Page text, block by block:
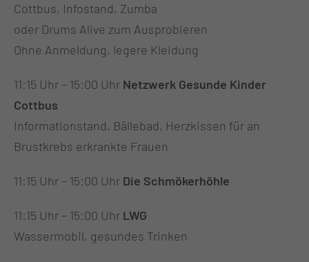
Cottbus, Infostand, Zumba
oder Drums Alive zum Ausprobieren
Ohne Anmeldung, legere Kleidung
11:15 Uhr – 15:00 Uhr Netzwerk Gesunde Kinder
Cottbus
Informationstand, Bällebad, Herzkissen für an
Brustkrebs erkrankte Frauen
11:15 Uhr – 15:00 Uhr Die Schmökerhöhle
11:15 Uhr – 15:00 Uhr LWG
Wassermobil, gesundes Trinken